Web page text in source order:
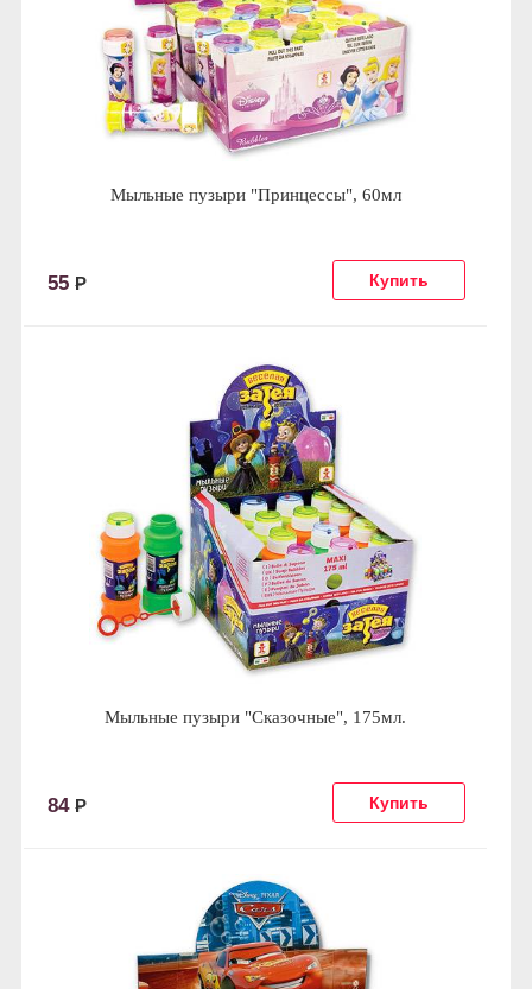
Мыльные пузыри "Принцессы", 60мл
55 Р
Мыльные пузыри "Сказочные", 175мл.
84 Р